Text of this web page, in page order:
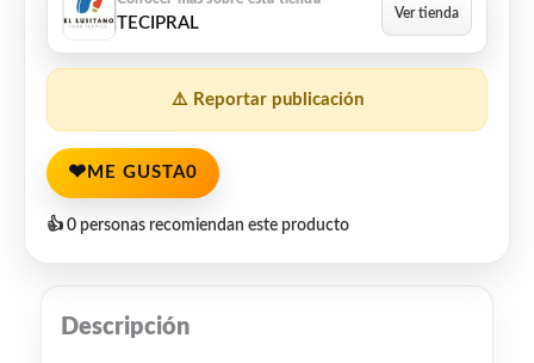
TECIPRAL
⚠️ Reportar publicación
❤ ME GUSTA0
👍 0 personas recomiendan este producto
Descripción